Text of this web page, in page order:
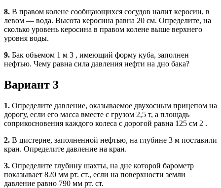
8. В правом колене сообщающихся сосудов налит керосин, в
левом — вода. Высота керосина равна 20 см. Определите, на
сколько уровень керосина в правом колене выше верхнего
уровня воды.
9. Бак объемом 1 м 3 , имеющий форму куба, заполнен
нефтью. Чему равна сила давления нефти на дно бака?
Вариант 3
1. Определите давление, оказываемое двухосным прицепом на
дорогу, если его масса вместе с грузом 2,5 т, а площадь
соприкосновения каждого колеса с дорогой равна 125 см 2 .
2. В цистерне, заполненной нефтью, на глубине 3 м поставили
кран. Определите давление на кран.
3. Определите глубину шахты, на дне которой барометр
показывает 820 мм рт. ст., если на поверхности земли
давление равно 790 мм рт. ст.